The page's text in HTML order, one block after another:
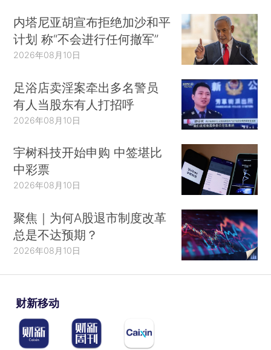
内塔尼亚胡宣布拒绝加沙和平
计划 称“不会进行任何撤军”
2026年08月10日
足浴店卖淫案牵出多名警员
有人当股东有人打招呼
2026年08月10日
宇树科技开始申购 中签堪比
中彩票
2026年08月10日
聚焦｜为何A股退市制度改革
总是不达预期？
2026年08月10日
财新移动